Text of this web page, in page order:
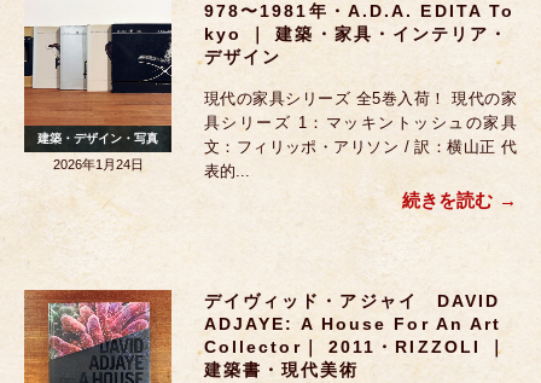
978〜1981年・A.D.A. EDITA To
Kyo ｜ 建築・家具・インテリア・
デザイン
現代の家具シリーズ 全5巻入荷！ 現代の家
具シリーズ 1：マッキントッシュの家具
文：フィリッポ・アリソン / 訳：横山正 代
表的...
続きを読む
建築・デザイン・写真
2026年1月24日
デイヴィッド・アジャイ DAVID
ADJAYE: A House For An Art
Collector｜ 2011・RIZZOLI ｜
建築書・現代美術